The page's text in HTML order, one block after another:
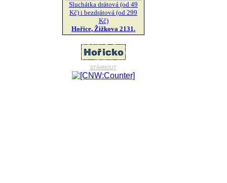
Sluchátka drátová (od 49
Kč) i bezdrátová (od 299
Kč)
Hořice, Žižkova 2131.
stáhnout